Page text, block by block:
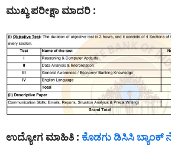
ಮುಖ್ಯ ಪರೀಕ್ಷಾ ಮಾದರಿ :
ಉದ್ಯೋಗ ಮಾಹಿತಿ : ಕೊಡಗು ಡಿಸಿಸಿ ಬ್ಯಾಂಕ್